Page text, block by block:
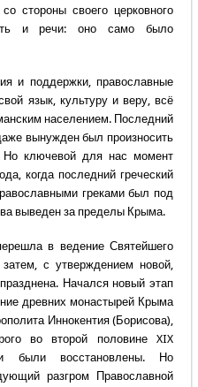
стороны своего церковного
и речи: оно само было
и поддержки, православные
язык, культуру и веру, всё
населением. Последний
вынужден был произносить
Но ключевой для нас момент
когда последний греческий
греками был под
выведен за пределы Крыма.
в ведение Святейшего
с утверждением новой,
Начался новый этап
древних монастырей Крыма
Иннокентия (Борисова),
во второй половине XIX
были восстановлены. Но
разгром Православной